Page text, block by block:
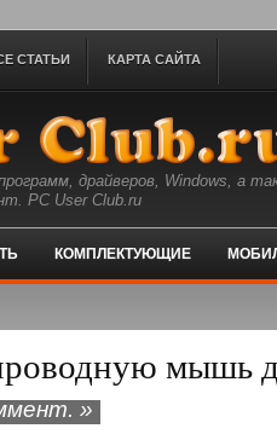
СТАТЬИ КАРТА САЙТА
драйверов, Windows, а
PC User Club.ru
КОМПЛЕКТУЮЩИЕ
мышь
»